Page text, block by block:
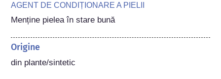
AGENT DE CONDIȚIONARE A PIELII
Menține pielea în stare bună
Origine
din plante/sintetic